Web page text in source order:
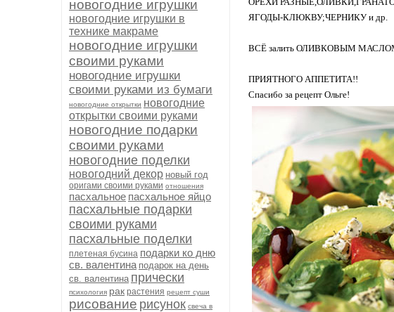
новогодние игрушки
новогодние игрушки в
технике макраме
новогодние игрушки
своими руками
новогодние игрушки
своими руками из бумаги
новогодние открытки новогодние
открытки своими руками
новогодние подарки
своими руками
новогодние поделки
новогодний декор новый год
оригами своими руками отношения
пасхальное пасхальное яйцо
пасхальные подарки
своими руками
пасхальные поделки
плетеная бусина подарки ко дню
св. валентина подарок на день
св. валентина прически
психология рак растения рецепт суши
рисование рисунок свеча в
ЯГОДЫ-КЛЮКВУ;ЧЕРНИКУ и др.
ВСЁ залить ОЛИВКОВЫМ МАСЛОМ-
ПРИЯТНОГО АППЕТИТА!!
Спасибо за рецепт Ольге!